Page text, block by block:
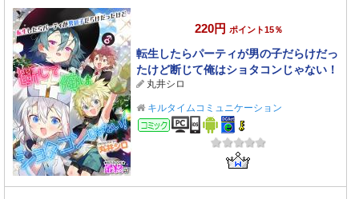
220円 ポイント15％
転生したらパーティが男の子だらけだっ
たけど断じて俺はショタコンじゃない！
最終話【単話】
丸井シロ
キルタイムコミュニケーション
コミック